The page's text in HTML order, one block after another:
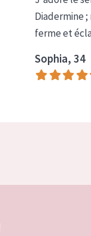
Diadermine
ferme et
Sophia, 34